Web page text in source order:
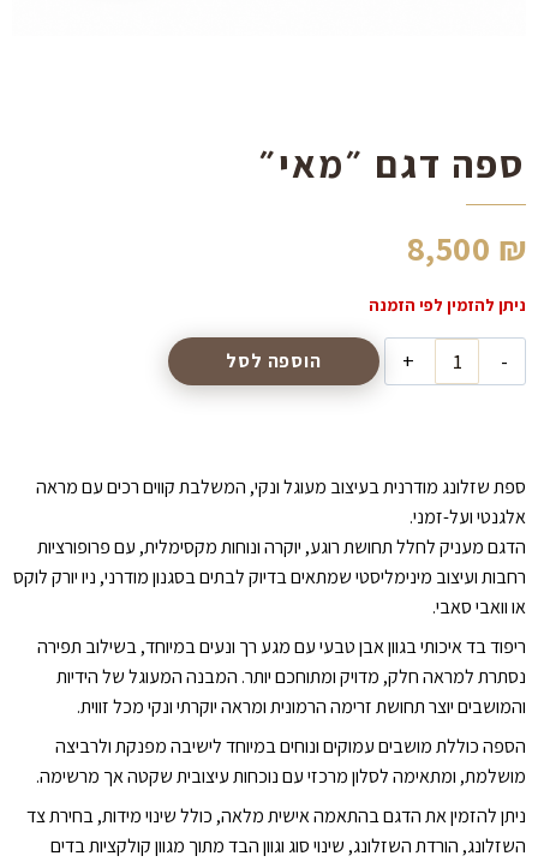
את
כל
ספה דגם ״מאי״
8,500 ₪
ספת שזלונג מודרנית בעיצוב מעוגל ונקי, המשלבת קווים רכים עם מראה
אלגנטי ועל-זמני.
הדגם מעניק לחלל תחושת רוגע, יוקרה ונוחות מקסימלית, עם פרופורציות
רחבות ועיצוב מינימליסטי שמתאים בדיוק לבתים בסגנון מודרני, ניו יורק לוקס
או וואבי סאבי.
ריפוד בד איכותי בגוון אבן טבעי עם מגע רך ונעים במיוחד, בשילוב תפירה
נסתרת למראה חלק, מדויק ומתוחכם יותר. המבנה המעוגל של הידיות
והמושבים יוצר תחושת זרימה הרמונית ומראה יוקרתי ונקי מכל זווית.
הספה כוללת מושבים עמוקים ונוחים במיוחד לישיבה מפנקת ולרביצה
מושלמת, ומתאימה לסלון מרכזי עם נוכחות עיצובית שקטה אך מרשימה.
ניתן להזמין את הדגם בהתאמה אישית מלאה, כולל שינוי מידות, בחירת צד
השזלונג, הורדת השזלונג, שינוי סוג וגוון הבד מתוך מגוון קולקציות בדים
כמות
של
הוספה לסל